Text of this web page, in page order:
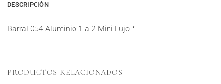
DESCRIPCIÓN
Barral 054 Aluminio 1 a 2 Mini Lujo *
PRODUCTOS RELACIONADOS